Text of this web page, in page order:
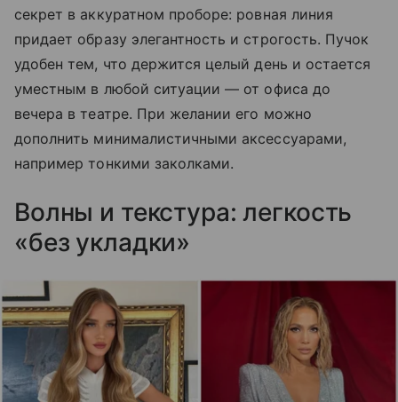
секрет в аккуратном проборе: ровная линия
придает образу элегантность и строгость. Пучок
удобен тем, что держится целый день и остается
уместным в любой ситуации — от офиса до
вечера в театре. При желании его можно
дополнить минималистичными аксессуарами,
например тонкими заколками.
Волны и текстура: легкость
«без укладки»